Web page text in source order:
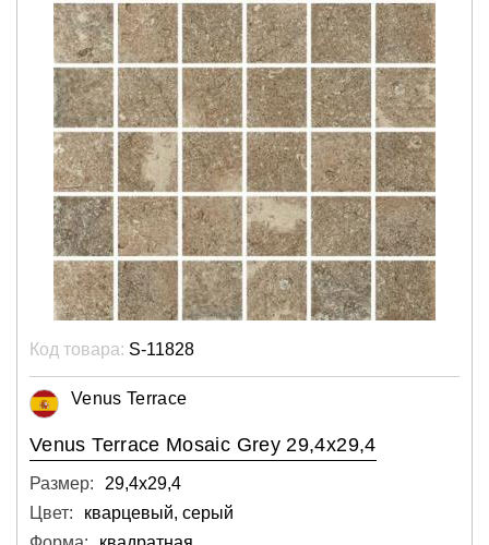
Код товара: S-11828
Venus Terrace
Venus Terrace Mosaic Grey 29,4x29,4
Размер:
29,4х29,4
Цвет:
кварцевый, серый